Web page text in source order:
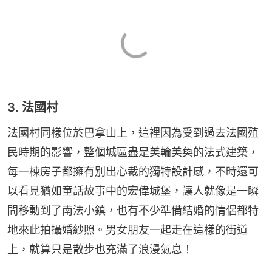
3. 法國村
法國村同樣位於巴拿山上，這裡因為受到過去法國殖
民時期的影響，整個城區盡是美輪美奐的法式建築，
每一棟房子都擁有別出心裁的獨特設計感，不時還可
以看見猶如童話故事中的宏偉城堡，讓人就像是一瞬
間移動到了南法小鎮，也有不少準備結婚的情侶都特
地來此拍攝婚紗照。男女朋友一起走在這樣的街道
上，就算只是散步也充滿了浪漫氣息！